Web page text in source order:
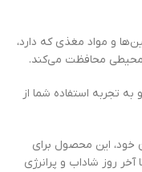
و مواد مغذی که دارد،
محیطی محافظت می‌کند.
به تجربه استفاده شما از
خود، این محصول برای
روز شاداب و پرانرژی